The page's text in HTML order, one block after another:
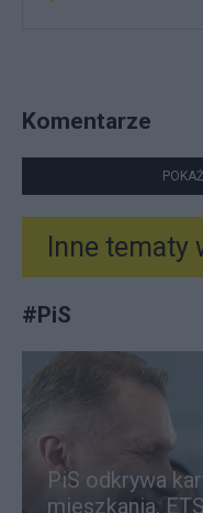
Komentarze
Inne tematy
#PiS
PiS odkrywa
mieszkania,